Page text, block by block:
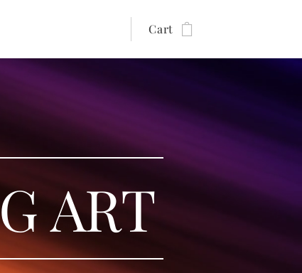
Cart
ART